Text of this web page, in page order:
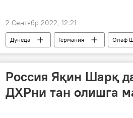
2 Сентябр 2022, 12:21
Дунёда Германия Олаф
Россия Яқин Шарқ
ДХРни тан олишга